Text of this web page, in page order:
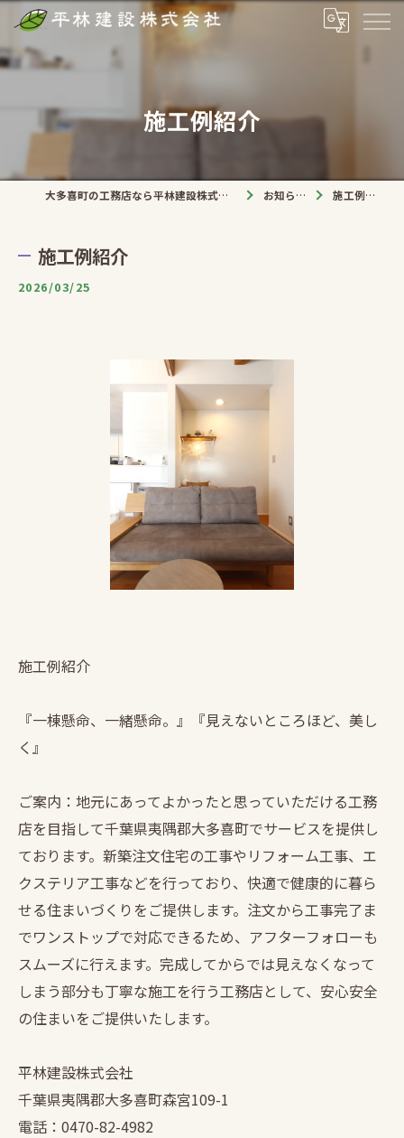
施工例紹介
大多喜町の工務店なら平林建設株式会社 お知らせ 施工例紹介
施工例紹介
2026/03/25
施工例紹介
『一棟懸命、一緒懸命。』『見えないところほど、美し
く』
ご案内：地元にあってよかったと思っていただける工務
店を目指して千葉県夷隅郡大多喜町でサービスを提供し
ております。新築注文住宅の工事やリフォーム工事、エ
クステリア工事などを行っており、快適で健康的に暮ら
せる住まいづくりをご提供します。注文から工事完了ま
でワンストップで対応できるため、アフターフォローも
スムーズに行えます。完成してからでは見えなくなって
しまう部分も丁寧な施工を行う工務店として、安心安全
の住まいをご提供いたします。
平林建設株式会社
千葉県夷隅郡大多喜町森宮109-1
電話：0470-82-4982